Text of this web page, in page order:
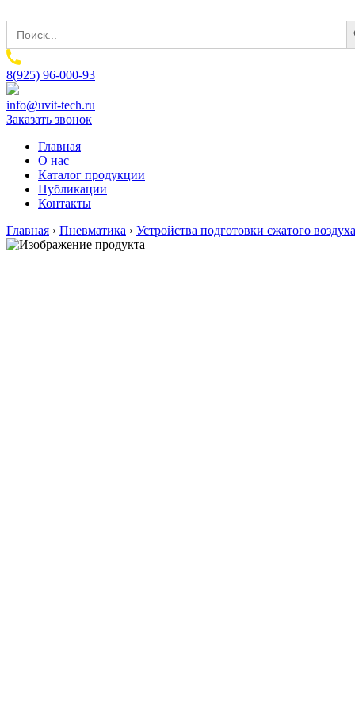
Search
for:
8(925) 96-000-93
info@uvit-tech.ru
Заказать звонок
Главная
О нас
Каталог продукции
Публикации
Контакты
Главная › Пневматика › Устройства подготовки сжатого воздуха